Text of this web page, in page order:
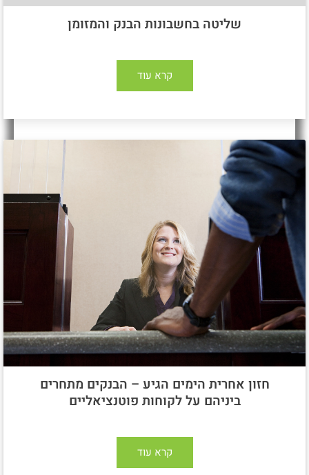
שליטה בחשבונות הבנק והמזומן
קרא עוד
חזון אחרית הימים הגיע – הבנקים מתחרים
ביניהם על לקוחות פוטנציאליים
קרא עוד